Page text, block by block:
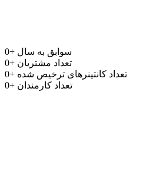
0+ سوابق به سال
0+ تعداد مشتریان
0+ تعداد کانتینرهای ترخیص شده
0+ تعداد کارمندان